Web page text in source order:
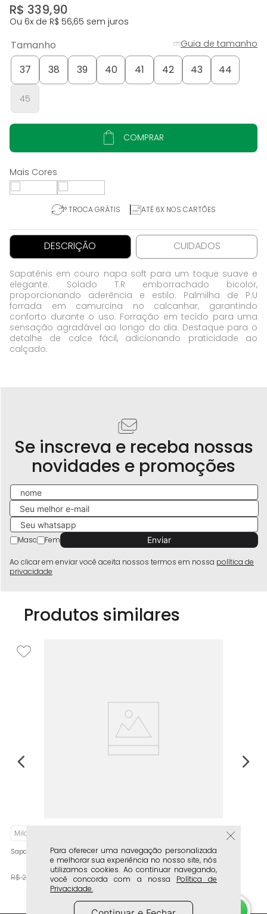
Para oferecer uma navegação personalizada
e melhorar sua experiência no nosso site, nós
utilizamos cookies. Ao continuar navegando,
você concorda com a nossa Política de
Privacidade.
R$ 339,90
Ou 6x de R$ 56,65 sem juros
Tamanho
37
38 39 40 41 42 43 44
45
Guia de tamanho
COMPRAR
1° TROCA GRÁTIS ATÉ 6X NOS CARTÕES
DESCRIÇÃO CUIDADOS
Sapatênis em couro napa soft para um toque suave e
elegante. Solado T.R emborrachado bicolor,
proporcionando aderência e estilo. Palmilha de P.U
forrada em camurcina no calcanhar, garantindo
conforto durante o uso. Forração em tecido para uma
sensação agradável ao longo do dia. Destaque para o
detalhe de calce fácil, adicionando praticidade ao
calçado.
Se inscreva e receba nossas
novidades e promoções
Masc Fem
Ao clicar em enviar você aceita nossos termos em nossa política de
privacidade
Produtos similares
Milano Green
Sapatenis Masculino Milano Branco/natural 13933
R$219 R$119,90